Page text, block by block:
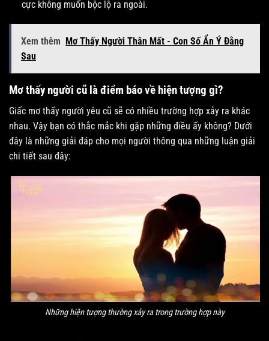
cực không muốn bộc lộ ra ngoài.
Xem thêm
Mơ Thấy Người Thân Mất - Con Số Ẩn Ý Đằng
Sau
Mơ thấy người cũ là điểm báo về hiện tượng gì?
Giấc mơ thấy người yêu cũ sẽ có nhiều trường hợp xảy ra khác
nhau. Vậy bạn có thắc mắc khi gặp những điều ấy không? Dưới
đây là những giải đáp cho mọi người thông qua những luận giải
chi tiết sau đây:
Những hiện tượng thường xảy ra trong trường hợp này